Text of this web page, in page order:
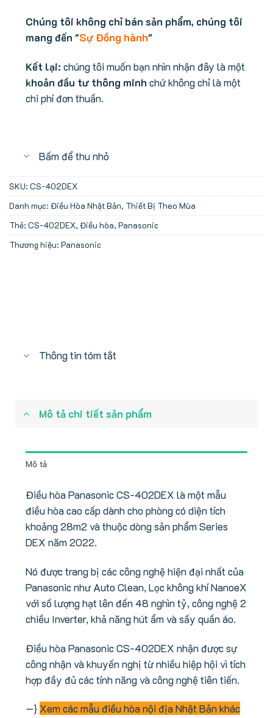
Chúng tôi không chỉ bán sản phẩm, chúng tôi
mang đến "Sự Đồng hành"
Kết lại: chúng tôi muốn bạn nhìn nhận đây là một
khoản đầu tư thông minh chứ không chỉ là một
chi phí đơn thuần.
Bấm để thu nhỏ
SKU: CS-402DEX
Danh mục: Điều Hòa Nhật Bản, Thiết Bị Theo Mùa
Thẻ: CS-402DEX, Điều hòa, Panasonic
Thương hiệu: Panasonic
Thông tin tóm tắt
Mô tả chi tiết sản phẩm
Mô tả
Điều hòa Panasonic CS-402DEX là một mẫu
điều hòa cao cấp dành cho phòng có diện tích
khoảng 28m2 và thuộc dòng sản phẩm Series
DEX năm 2022.
Nó được trang bị các công nghệ hiện đại nhất của
Panasonic như Auto Clean, Lọc không khí NanoeX
với số lượng hạt lên đến 48 nghìn tỷ, công nghệ 2
chiều Inverter, khả năng hút ẩm và sấy quần áo.
Điều hòa Panasonic CS-402DEX nhận được sự
công nhận và khuyến nghị từ nhiều hiệp hội vì tích
hợp đầy đủ các tính năng và công nghệ tiên tiến.
—} Xem các mẫu điều hòa nội địa Nhật Bản khác